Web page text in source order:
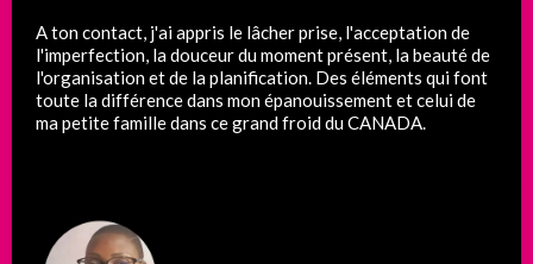
A ton contact, j'ai appris le lâcher prise, l'acceptation de
l'imperfection, la douceur du moment présent, la beauté de
l'organisation et de la planification. Des éléments qui font
toute la différence dans mon épanouissement et celui de
ma petite famille dans ce grand froid du CANADA.